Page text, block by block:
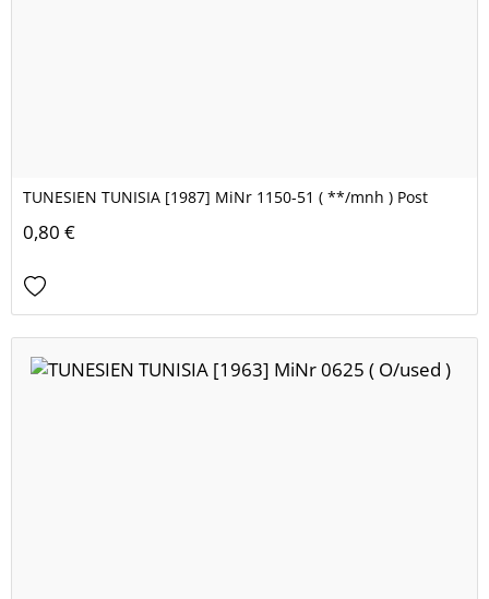
TUNESIEN TUNISIA [1987] MiNr 1150-51 ( **/mnh ) Post
0,80 €